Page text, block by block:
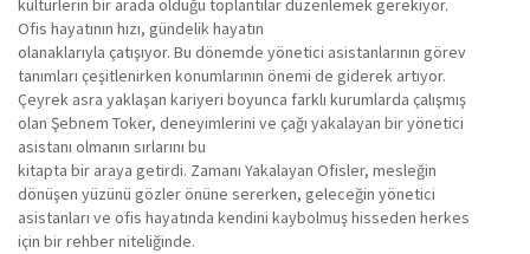
kültürlerin bir arada olduğu toplantılar düzenlemek gerekiyor.
Ofis hayatının hızı, gündelik hayatın
olanaklarıyla çatışıyor. Bu dönemde yönetici asistanlarının görev
tanımları çeşitlenirken konumlarının önemi de giderek artıyor.
Çeyrek asra yaklaşan kariyeri boyunca farklı kurumlarda çalışmış
olan Şebnem Toker, deneyimlerini ve çağı yakalayan bir yönetici
asistanı olmanın sırlarını bu
kitapta bir araya getirdi. Zamanı Yakalayan Ofisler, mesleğin
dönüşen yüzünü gözler önüne sererken, geleceğin yönetici
asistanları ve ofis hayatında kendini kaybolmuş hisseden herkes
için bir rehber niteliğinde.